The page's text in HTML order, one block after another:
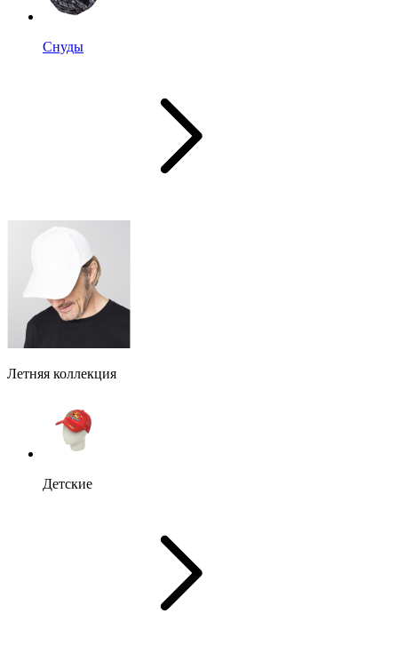
Снуды
Летняя коллекция
Детские